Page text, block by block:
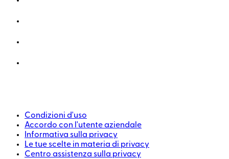
Condizioni d'uso
Accordo con l'utente aziendale
Informativa sulla privacy
Le tue scelte in materia di privacy
Centro assistenza sulla privacy